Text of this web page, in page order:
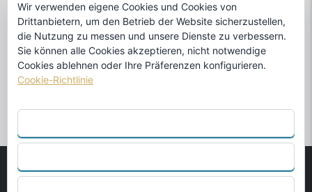
SPRACHEN
durch
Wir verwenden eigene Cookies und Cookies von
Drittanbietern, um den Betrieb der Website sicherzustellen,
die Nutzung zu messen und unsere Dienste zu verbessern.
Sie können alle Cookies akzeptieren, nicht notwendige
Cookies ablehnen oder Ihre Präferenzen konfigurieren.
Cookie-Richtlinie